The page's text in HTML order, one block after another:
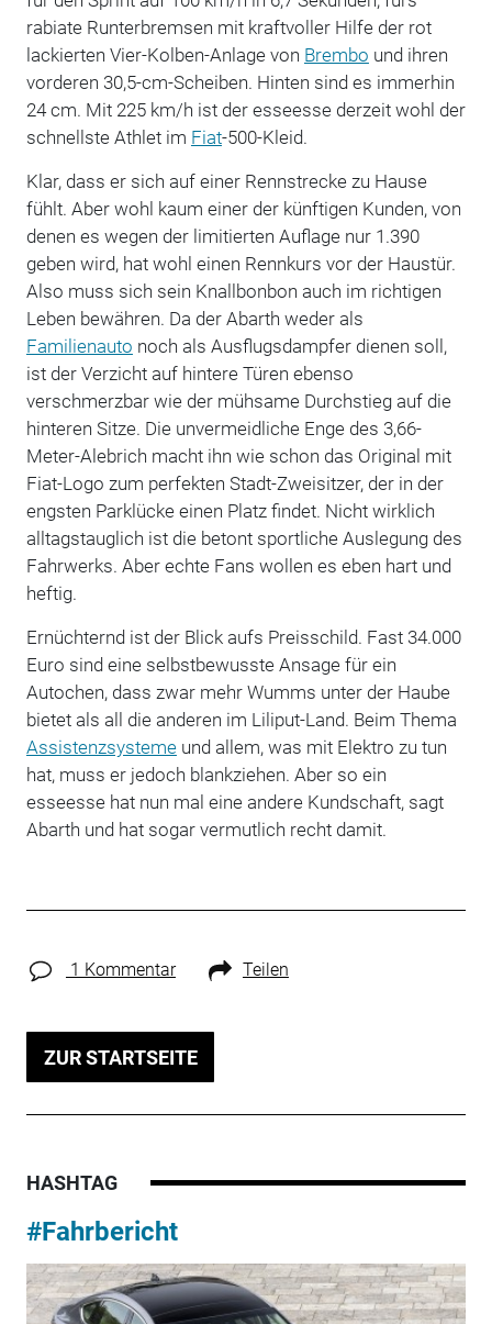
rabiate Runterbremsen mit kraftvoller Hilfe der rot
lackierten Vier-Kolben-Anlage von Brembo und ihren
vorderen 30,5-cm-Scheiben. Hinten sind es immerhin
24 cm. Mit 225 km/h ist der esseesse derzeit wohl der
schnellste Athlet im Fiat-500-Kleid.
Klar, dass er sich auf einer Rennstrecke zu Hause
fühlt. Aber wohl kaum einer der künftigen Kunden, von
denen es wegen der limitierten Auflage nur 1.390
geben wird, hat wohl einen Rennkurs vor der Haustür.
Also muss sich sein Knallbonbon auch im richtigen
Leben bewähren. Da der Abarth weder als
Familienauto noch als Ausflugsdampfer dienen soll,
ist der Verzicht auf hintere Türen ebenso
verschmerzbar wie der mühsame Durchstieg auf die
hinteren Sitze. Die unvermeidliche Enge des 3,66-
Meter-Alebrich macht ihn wie schon das Original mit
Fiat-Logo zum perfekten Stadt-Zweisitzer, der in der
engsten Parklücke einen Platz findet. Nicht wirklich
alltagstauglich ist die betont sportliche Auslegung des
Fahrwerks. Aber echte Fans wollen es eben hart und
heftig.
Ernüchternd ist der Blick aufs Preisschild. Fast 34.000
Euro sind eine selbstbewusste Ansage für ein
Autochen, dass zwar mehr Wumms unter der Haube
bietet als all die anderen im Liliput-Land. Beim Thema
Assistenzsystemeund allem, was mit Elektro zu tun
hat, muss er jedoch blankziehen. Aber so ein
esseesse hat nun mal eine andere Kundschaft, sagt
Abarth und hat sogar vermutlich recht damit.
1 Kommentar Teilen
ZUR STARTSEITE
HASHTAG
#Fahrbericht